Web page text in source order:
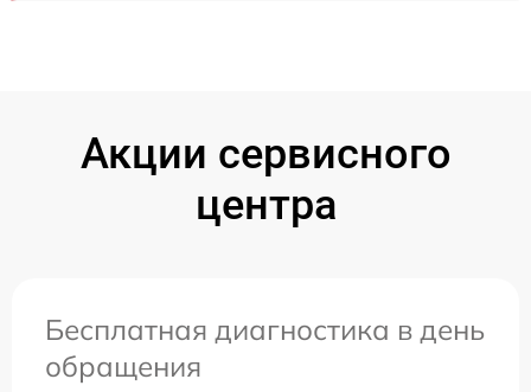
Акции сервисного
центра
Бесплатная диагностика в день
обращения